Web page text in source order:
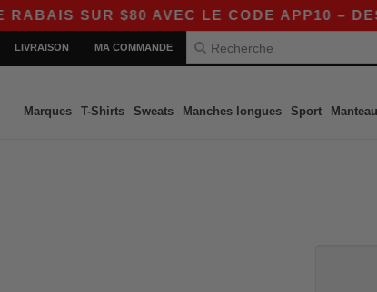
SUR $80 AVEC LE CODE APP10 – DES
LIVRAISON MA COMMANDE
Marques T-Shirts Sweats Manches longues Sport